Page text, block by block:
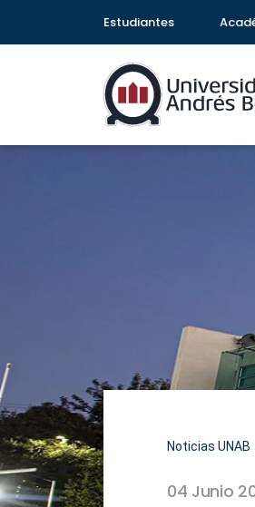
Estudiantes
Noticias UNAB
04 Junio